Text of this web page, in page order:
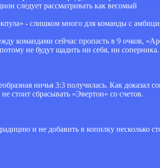
следует рассматривать как весомый
- слишком много для команды с
командами сейчас пропасть в 9 очков,
не будут щадить ни себя, ни соперника.
ничья 3:3 получилась. Как доказал
стоит сбрасывать «Эвертон» со счетов.
и не добавить в копилку несколько